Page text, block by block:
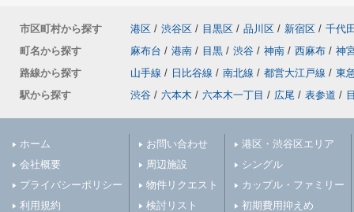
市区町村から探す 港区 / 渋谷区 / 目黒区 / 品川区 / 新宿区 / 千代
町名から探す
麻布台 / 港南 / 目黒 / 渋谷 / 神南 / 西麻布 / 神
路線から探す
山手線 / 日比谷線 / 南北線 / 都営大江戸線 / 東
駅から探す
渋谷 / 六本木 / 六本木一丁目 / 広尾 / 表参道 /
ホーム
会社概要
プライバシーポリシー
利用規約
お問い合わせ
周辺施設
物件リクエスト
検討リスト
港区・渋谷区エリア
シングル
カップル・ファミリー
初期費用抑えめ